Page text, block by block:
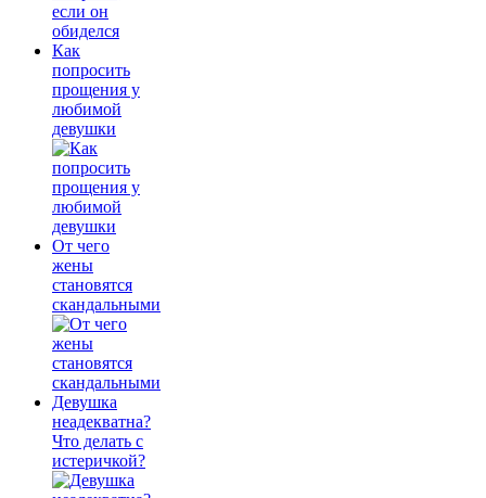
Как
попросить
прощения у
любимой
девушки
От чего
жены
становятся
скандальными
Девушка
неадекватна?
Что делать с
истеричкой?